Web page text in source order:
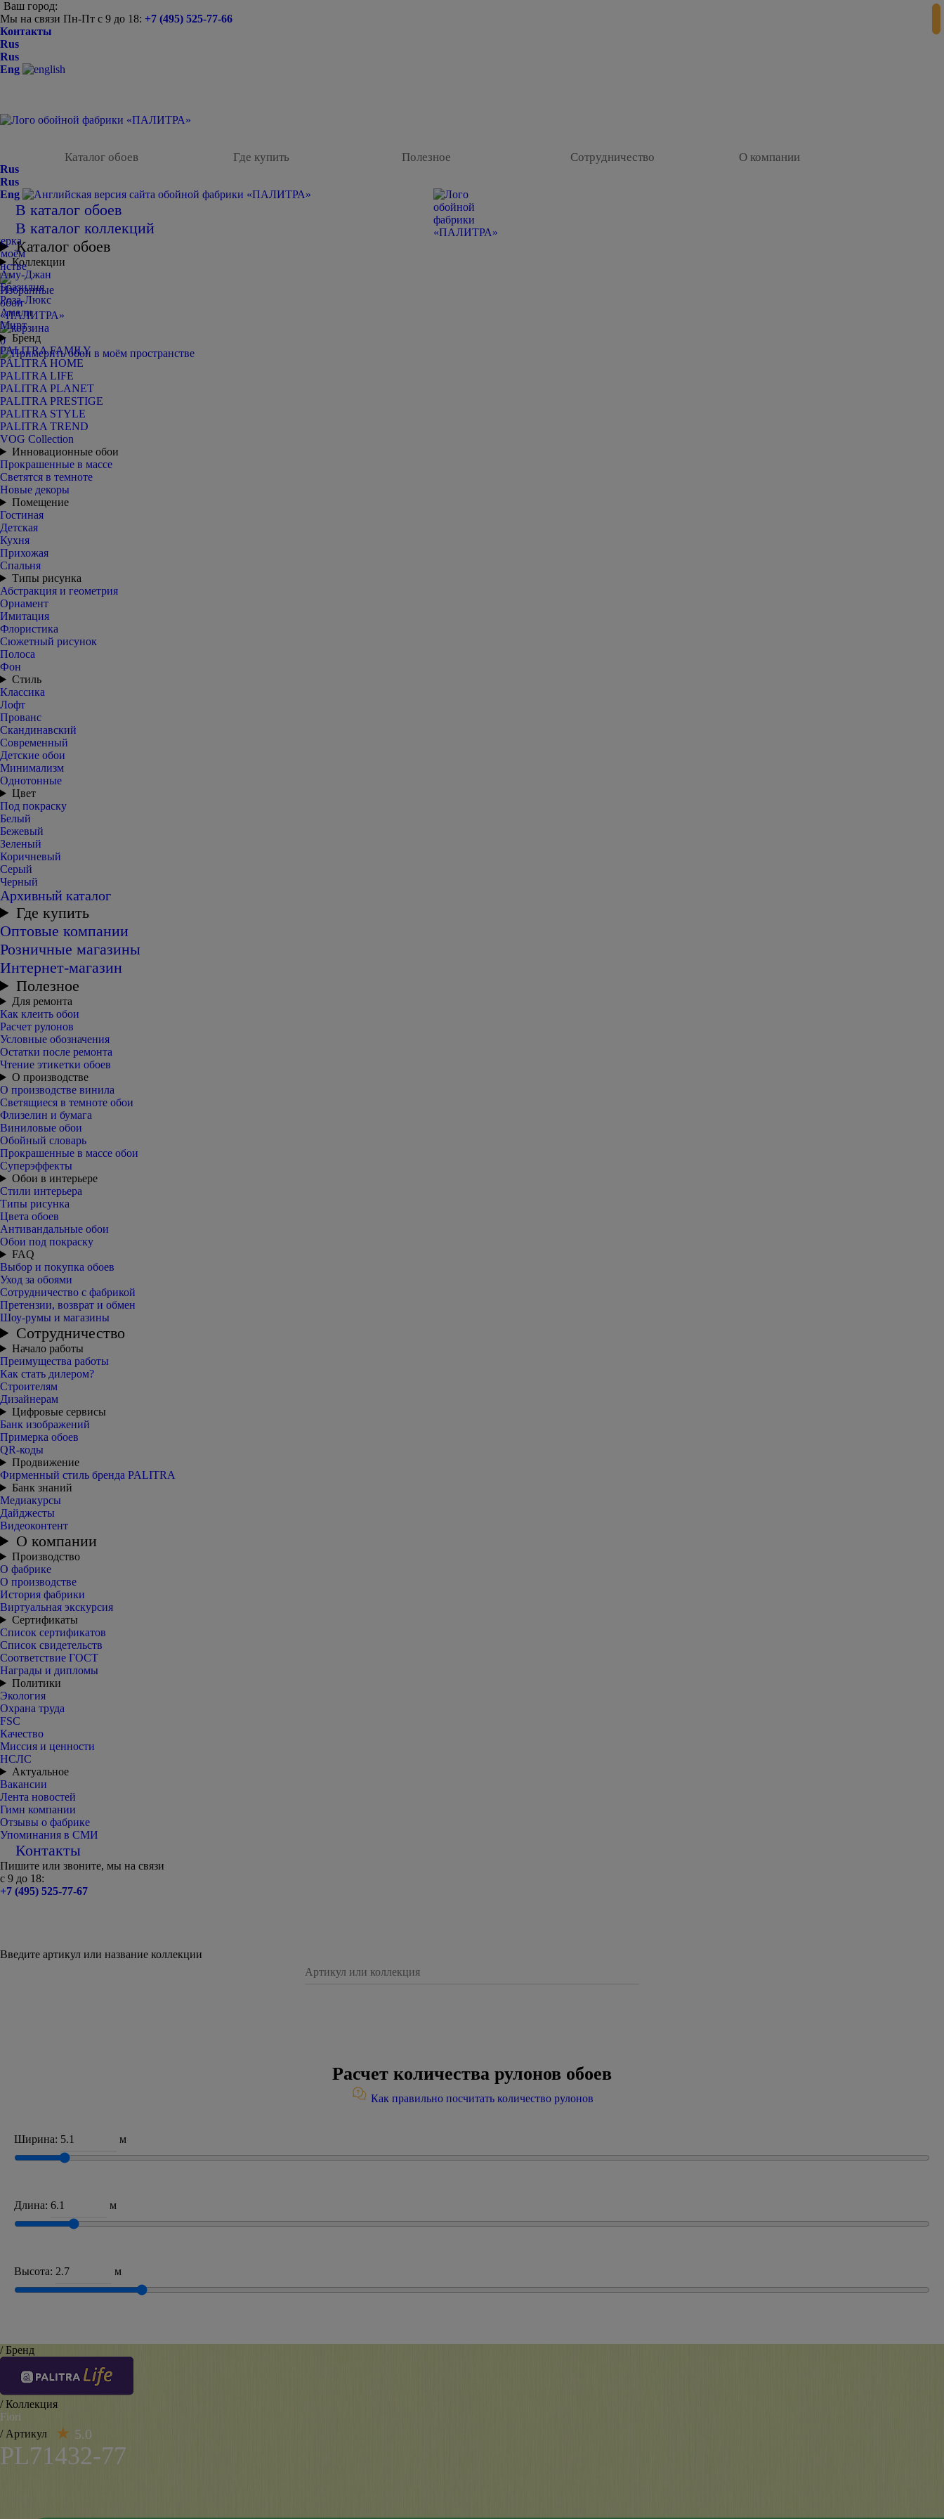
Ваш город:
Мы на связи Пн-Пт с 9 до 18: +7 (495) 525-77-66
Контакты
Rus
Rus
Eng
Каталог обоев Где купить Полезное Сотрудничество О компании
0
Rus
Rus
Eng
В каталог обоев
В каталог коллекций
Каталог обоев
Коллекции
Аму-Джан
Бразилия
Роза-Люкс
Амели
Мирт
Бренд
PALITRA FAMILY
PALITRA HOME
PALITRA LIFE
PALITRA PLANET
PALITRA PRESTIGE
PALITRA STYLE
PALITRA TREND
VOG Collection
Инновационные обои
Прокрашенные в массе
Светятся в темноте
Новые декоры
Помещение
Гостиная
Детская
Кухня
Прихожая
Спальня
Типы рисунка
Абстракция и геометрия
Орнамент
Имитация
Флористика
Сюжетный рисунок
Полоса
Фон
Стиль
Классика
Лофт
Прованс
Скандинавский
Современный
Детские обои
Минимализм
Однотонные
Цвет
Под покраску
Белый
Бежевый
Зеленый
Коричневый
Серый
Черный
Архивный каталог
Где купить
Оптовые компании
Розничные магазины
Интернет-магазин
Полезное
Для ремонта
Как клеить обои
Расчет рулонов
Условные обозначения
Остатки после ремонта
Чтение этикетки обоев
О производстве
О производстве винила
Светящиеся в темноте обои
Флизелин и бумага
Виниловые обои
Обойный словарь
Прокрашенные в массе обои
Суперэффекты
Обои в интерьере
Стили интерьера
Типы рисунка
Цвета обоев
Антивандальные обои
Обои под покраску
FAQ
Выбор и покупка обоев
Уход за обоями
Сотрудничество с фабрикой
Претензии, возврат и обмен
Шоу-румы и магазины
Сотрудничество
Начало работы
Преимущества работы
Как стать дилером?
Строителям
Дизайнерам
Цифровые сервисы
Банк изображений
Примерка обоев
QR-коды
Продвижение
Фирменный стиль бренда PALITRA
Банк знаний
Медиакурсы
Дайджесты
Видеоконтент
О компании
Производство
О фабрике
О производстве
История фабрики
Виртуальная экскурсия
Сертификаты
Список сертификатов
Список свидетельств
Соответствие ГОСТ
Награды и дипломы
Политики
Экология
Охрана труда
FSC
Качество
Миссия и ценности
НСЛС
Актуальное
Вакансии
Лента новостей
Гимн компании
Отзывы о фабрике
Упоминания в СМИ
Контакты
Пишите или звоните, мы на связи
с 9 до 18:
+7 (495) 525-77-67
Введите артикул или название коллекции
Расчет количества рулонов обоев
Как правильно посчитать количество рулонов
Ширина: м
Длина: м
Высота: м
/ Бренд
/ Коллекция
Fiori
/ Артикул
5.0
PL71432-77